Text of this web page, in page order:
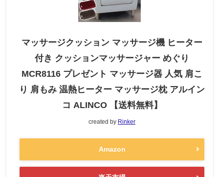
マッサージクッション マッサージ機 ヒーター
付き クッションマッサージャー めぐり
MCR8116 プレゼント マッサージ器 人気 肩こ
り 肩もみ 温熱ヒーター マッサージ枕 アルイン
コ ALINCO 【送料無料】
created by Rinker
Amazon